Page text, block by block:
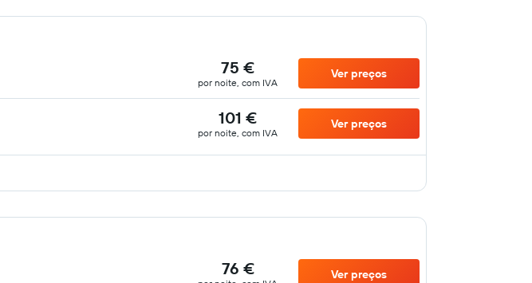
75 €
por noite, com IVA
Ver preços
101 €
por noite, com IVA
Ver preços
76 € Ver preços